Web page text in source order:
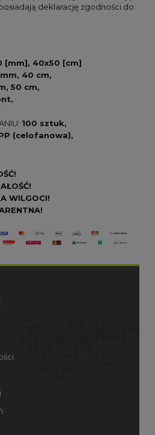
deklarację zgodności do
[mm], 40x50 [cm]
, 40 cm,
50 cm,
100 sztuk,
(celofanowa),
WILGOCI!